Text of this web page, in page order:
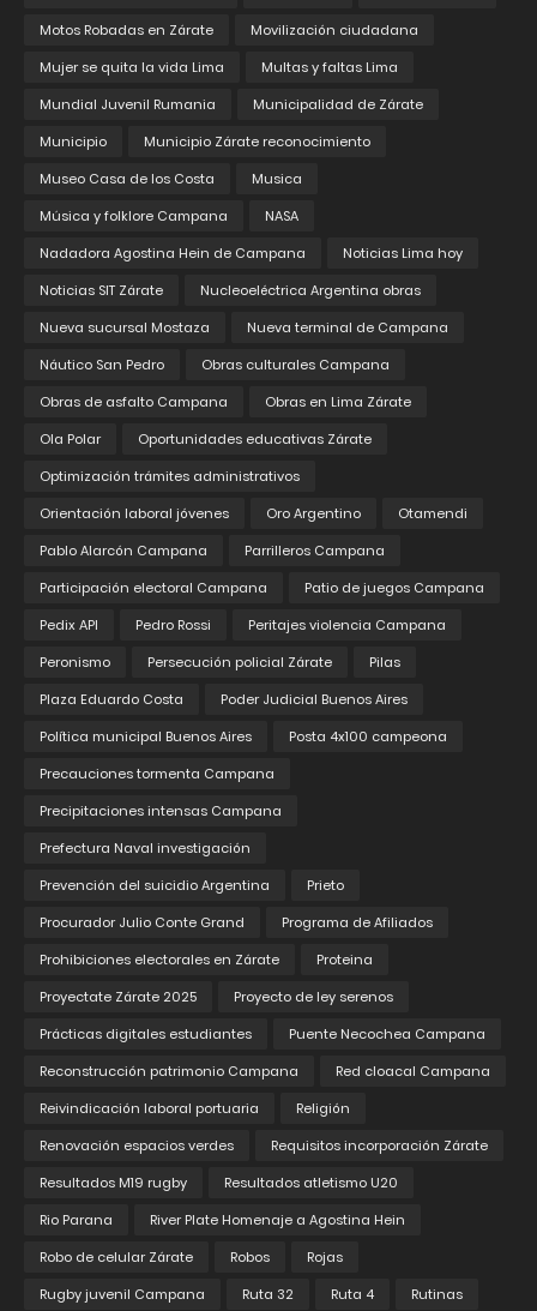
Motos Robadas en Zárate
Movilización ciudadana
Mujer se quita la vida Lima
Multas y faltas Lima
Mundial Juvenil Rumania
Municipalidad de Zárate
Municipio
Municipio Zárate reconocimiento
Museo Casa de los Costa
Musica
Música y folklore Campana
NASA
Nadadora Agostina Hein de Campana
Noticias Lima hoy
Noticias SIT Zárate
Nucleoeléctrica Argentina obras
Nueva sucursal Mostaza
Nueva terminal de Campana
Náutico San Pedro
Obras culturales Campana
Obras de asfalto Campana
Obras en Lima Zárate
Ola Polar
Oportunidades educativas Zárate
Optimización trámites administrativos
Orientación laboral jóvenes
Oro Argentino
Otamendi
Pablo Alarcón Campana
Parrilleros Campana
Participación electoral Campana
Patio de juegos Campana
Pedix API
Pedro Rossi
Peritajes violencia Campana
Peronismo
Persecución policial Zárate
Pilas
Plaza Eduardo Costa
Poder Judicial Buenos Aires
Política municipal Buenos Aires
Posta 4x100 campeona
Precauciones tormenta Campana
Precipitaciones intensas Campana
Prefectura Naval investigación
Prevención del suicidio Argentina
Prieto
Procurador Julio Conte Grand
Programa de Afiliados
Prohibiciones electorales en Zárate
Proteina
Proyectate Zárate 2025
Proyecto de ley serenos
Prácticas digitales estudiantes
Puente Necochea Campana
Reconstrucción patrimonio Campana
Red cloacal Campana
Reivindicación laboral portuaria
Religión
Renovación espacios verdes
Requisitos incorporación Zárate
Resultados M19 rugby
Resultados atletismo U20
Rio Parana
River Plate Homenaje a Agostina Hein
Robo de celular Zárate
Robos
Rojas
Rugby juvenil Campana
Ruta 32 Ruta 4
Rutinas